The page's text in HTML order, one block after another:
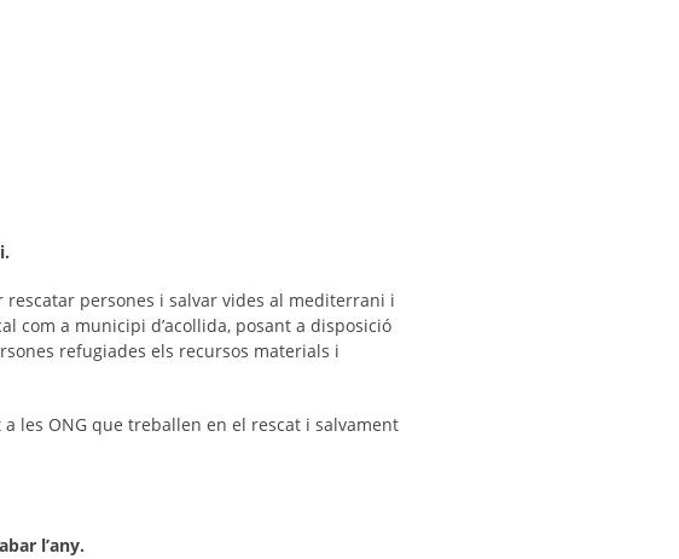
persones i salvar vides al mediterrani i
com a municipi d’acollida, posant a disposició
refugiades els recursos materials i
les ONG que treballen en el rescat i salvament
l’any.